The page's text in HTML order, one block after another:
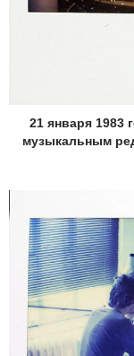
21 января 1983
музыкальным